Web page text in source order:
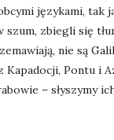
językami,
zbiegli się
nie są
Kapadocji, Pontu
– słyszymy